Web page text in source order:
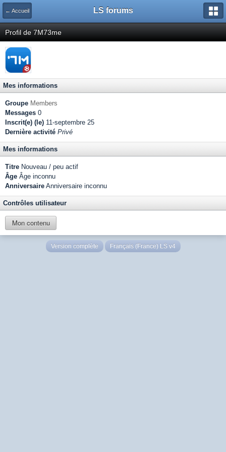
← Accueil LS forums
Profil de 7M73me
Mes informations
Groupe Members
Messages 0
Inscrit(e) (le) 11-septembre 25
Dernière activité Privé
Mes informations
Titre Nouveau / peu actif
Âge Âge inconnu
Anniversaire Anniversaire inconnu
Contrôles utilisateur
Mon contenu
Version complète Français (France) LS v4